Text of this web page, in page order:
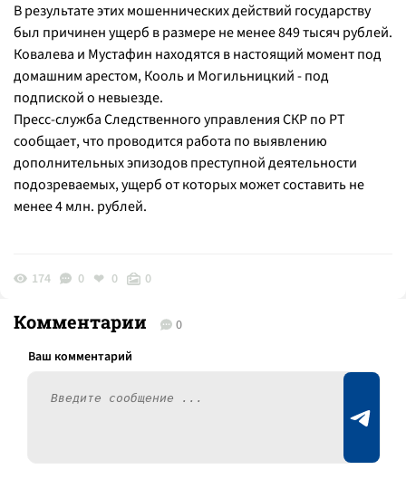
В результате этих мошеннических действий государству
был причинен ущерб в размере не менее 849 тысяч рублей.
Ковалева и Мустафин находятся в настоящий момент под
домашним арестом, Кооль и Могильницкий - под
подпиской о невыезде.
Пресс-служба Следственного управления СКР по РТ
сообщает, что проводится работа по выявлению
дополнительных эпизодов преступной деятельности
подозреваемых, ущерб от которых может составить не
менее 4 млн. рублей.
174 0 0 0
Комментарии 0